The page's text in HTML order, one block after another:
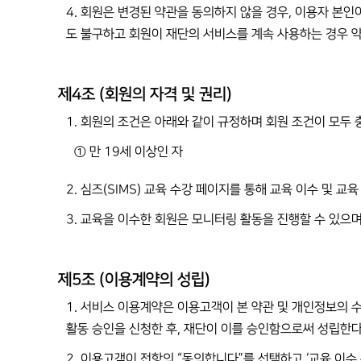
4. 회원은 변경된 약관을 동의하지 않을 경우, 이용자 본
도 불구하고 회원이 재단의 서비스를 계속 사용하는 경우
제4조 (회원의 자격 및 권리)
1. 회원의 조건은 아래와 같이 규정하며 회원 조건이 모두
① 만 19세 이상인 자
2. 심즈(SIMS) 교육 수강 페이지를 통해 교육 이수 및 교
3. 교육을 이수한 회원은 모니터링 활동을 진행할 수 있으
제5조 (이용계약의 성립)
1. 서비스 이용계약은 이용고객이 본 약관 및 개인정보의
활동 승인을 신청한 후, 재단이 이를 승인함으로써 성립한